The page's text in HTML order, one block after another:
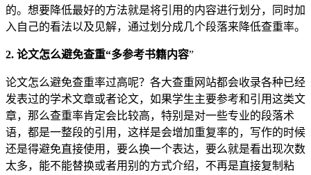
的。想要降低最好的方法就是将引用的内容进行划分，同时加
入自己的看法以及见解，通过划分成几个段落来降低查重率。
2. 论文怎么避免查重“多参考书籍内容”
论文怎么避免查重率过高呢？各大查重网站都会收录各种已经
发表过的学术文章或者论文，如果学生主要参考和引用这类文
章，那么查重率肯定会比较高，特别是对一些专业的段落术
语，都是一整段的引用，这样是会增加重复率的，写作的时候
还是得避免直接使用，要么换一个表达，要么就是看出现次数
太多，能不能替换或者用别的方式介绍，不再是直接复制粘